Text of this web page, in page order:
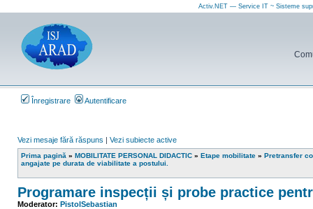
Activ.NET — Service IT ~ Sisteme
Înregistrare Autentificare
Vezi mesaje fără răspuns | Vezi subiecte active
Prima pagină » MOBILITATE PERSONAL DIDACTIC » Etape mobilitate » Pretransfer
angajate pe durata de viabilitate a postului.
Programare inspecții și probe practice
Moderator: PistolSebastian